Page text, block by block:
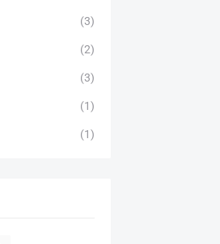
(3)
(2)
(3)
(1)
(1)